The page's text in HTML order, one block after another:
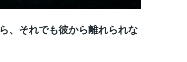
、それでも彼から離れられな